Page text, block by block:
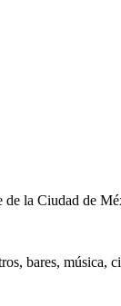
de la Ciudad de
bares, música,